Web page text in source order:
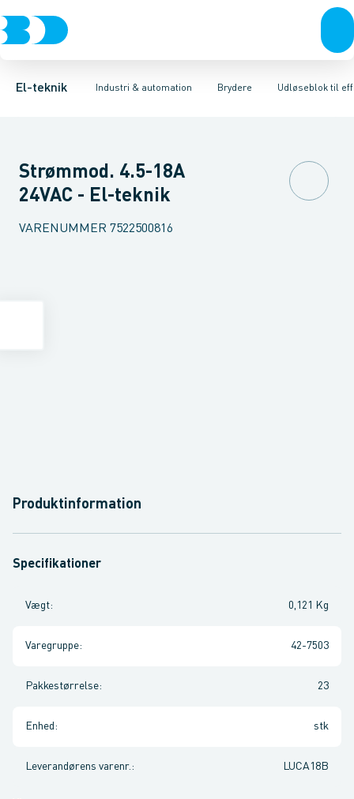
El-teknik Industri & automation
Afbrydere, stikkontakter & lampeudtagForgreningsmateriel
Brydere
Industristiksystemer Frekvensomformere og softstartere
Udløseblok til
Motorbetjening for effektafbryder Ombygningssæt til
Strømmod. 4.5-18A
24VAC - El-teknik
VARENUMMER 7522500816
Produktinformation
Specifikationer
Vægt: 0,121 Kg
Varegruppe: 42-7503
Pakkestørrelse: 23
Enhed : stk
Leverandørens varenr. : LUCA18B